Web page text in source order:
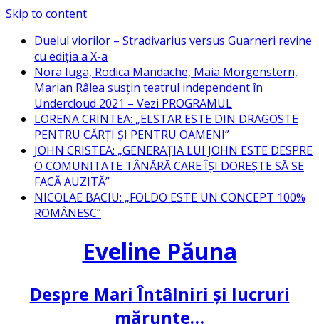
Skip to content
Duelul viorilor – Stradivarius versus Guarneri revine
cu ediția a X-a
Nora Iuga, Rodica Mandache, Maia Morgenstern,
Marian Râlea susțin teatrul independent în
Undercloud 2021 – Vezi PROGRAMUL
LORENA CRINTEA: „ELSTAR ESTE DIN DRAGOSTE
PENTRU CĂRȚI ȘI PENTRU OAMENI”
JOHN CRISTEA: „GENERAȚIA LUI JOHN ESTE DESPRE
O COMUNITATE TÂNĂRĂ CARE ÎȘI DOREȘTE SĂ SE
FACĂ AUZITĂ”
NICOLAE BACIU: „FOLDO ESTE UN CONCEPT 100%
ROMÂNESC”
Eveline Păuna
Despre Mari Întâlniri și lucruri
mărunte…